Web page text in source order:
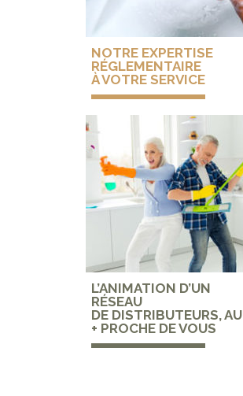
NOTRE EXPERTISE
RÉGLEMENTAIRE
À VOTRE SERVICE
L’ANIMATION D’UN
RÉSEAU
DE DISTRIBUTEURS, AU
+ PROCHE DE VOUS